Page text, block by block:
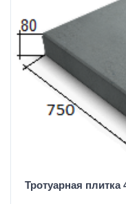
Тротуарная плитка